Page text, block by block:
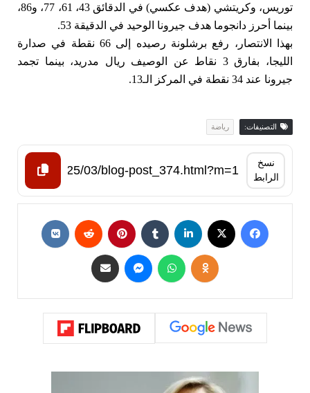
توريس، وكريتشي (هدف عكسي) في الدقائق 43، 61، 77، و86،
بينما أحرز دانجوما هدف جيرونا الوحيد في الدقيقة 53.
بهذا الانتصار، رفع برشلونة رصيده إلى 66 نقطة في صدارة
الليجا، بفارق 3 نقاط عن الوصيف ريال مدريد، بينما تجمد
جيرونا عند 34 نقطة في المركز الـ13.
التصنيفات: رياضة
نسخ
الرابط